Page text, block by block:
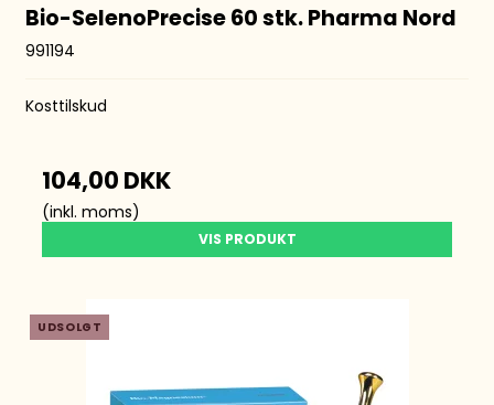
Bio-SelenoPrecise 60 stk. Pharma Nord
991194
Kosttilskud
104,00 DKK
(inkl. moms)
VIS PRODUKT
UDSOLGT